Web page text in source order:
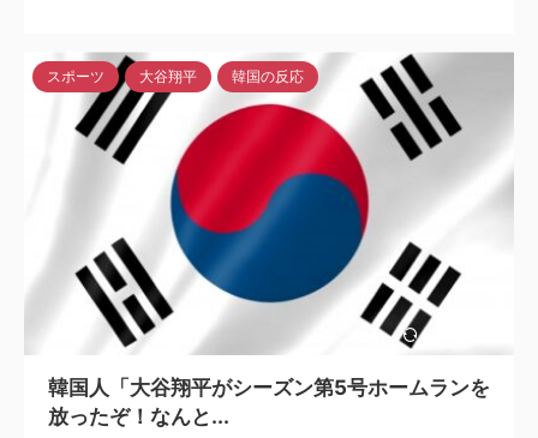
2024/5/6
スポーツ 大谷翔平 韓国の反応
韓国人「大谷翔平がシーズン第5号ホームランを
放ったぞ！なんと...